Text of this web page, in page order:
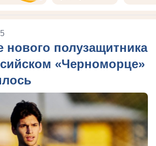
нового полузащитника
«Черноморце»